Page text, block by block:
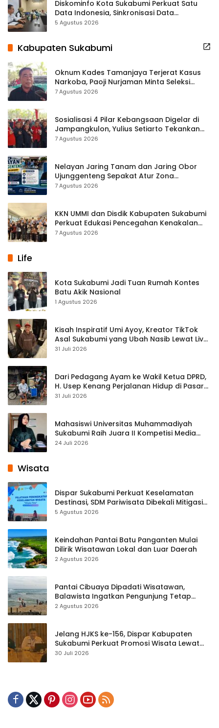
Diskominfo Kota Sukabumi Perkuat Satu
Data Indonesia, Sinkronisasi Data
Kewilayahan Dikebut
5 Agustus 2026
Kabupaten Sukabumi
Oknum Kades Tamanjaya Terjerat Kasus
Narkoba, Paoji Nurjaman Minta Seleksi
Calon Kades Diperketat
7 Agustus 2026
Sosialisasi 4 Pilar Kebangsaan Digelar di
Jampangkulon, Yulius Setiarto Tekankan
Pentingnya Persatuan
7 Agustus 2026
Nelayan Jaring Tanam dan Jaring Obor
Ujunggenteng Sepakat Atur Zona
Penangkapan
7 Agustus 2026
KKN UMMI dan Disdik Kabupaten Sukabumi
Perkuat Edukasi Pencegahan Kenakalan
Remaja di SMPN 2 Tegalbuleud
7 Agustus 2026
Life
Kota Sukabumi Jadi Tuan Rumah Kontes
Batu Akik Nasional
1 Agustus 2026
Kisah Inspiratif Umi Ayoy, Kreator TikTok
Asal Sukabumi yang Ubah Nasib Lewat Live
Streaming
31 Juli 2026
Dari Pedagang Ayam ke Wakil Ketua DPRD,
H. Usep Kenang Perjalanan Hidup di Pasar
Cisaat
31 Juli 2026
Mahasiswi Universitas Muhammadiyah
Sukabumi Raih Juara II Kompetisi Media
Pembelajaran Digital Tingkat Internasional
24 Juli 2026
Wisata
Dispar Sukabumi Perkuat Keselamatan
Destinasi, SDM Pariwisata Dibekali Mitigasi
hingga Teknik Evakuasi
5 Agustus 2026
Keindahan Pantai Batu Panganten Mulai
Dilirik Wisatawan Lokal dan Luar Daerah
2 Agustus 2026
Pantai Cibuaya Dipadati Wisatawan,
Balawista Ingatkan Pengunjung Tetap
Waspada
2 Agustus 2026
Jelang HJKS ke-156, Dispar Kabupaten
Sukabumi Perkuat Promosi Wisata Lewat
Publikasi Digital
30 Juli 2026